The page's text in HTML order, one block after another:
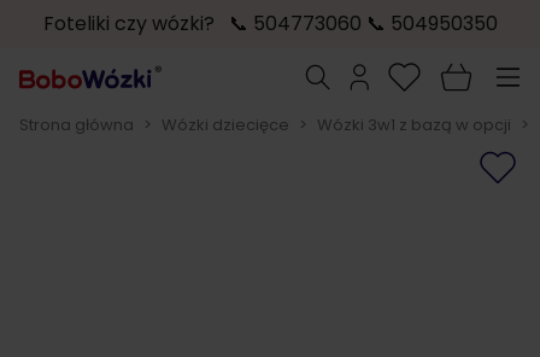
Foteliki czy wózki? 📞 504773060 📞 504950350
Szukaj
Strona główna > Wózki dziecięce > Wózki 3w1 z bazą w opcji >